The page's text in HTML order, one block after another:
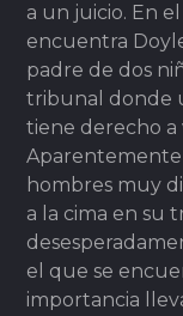
a un juicio. En
encuentra
padre de dos
tribunal donde
tiene derecho a
Aparentemente
hombres muy
a la cima en su
el que se
importancia